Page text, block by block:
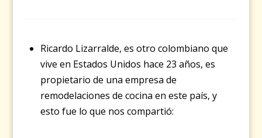
Ricardo Lizarralde, es otro colombiano que
vive en Estados Unidos hace 23 años, es
propietario de una empresa de
remodelaciones de cocina en este país, y
esto fue lo que nos compartió: